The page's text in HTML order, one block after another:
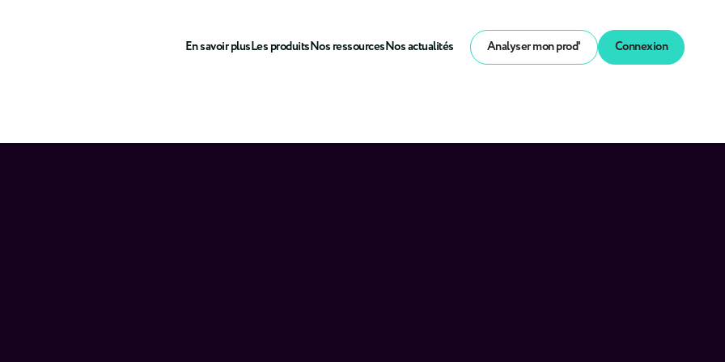
En savoir plusLes produitsNos ressourcesNos actualités Analyser mon prod' Connexion